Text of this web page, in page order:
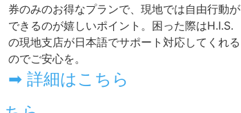
券のみのお得なプランで、現地では自由行動が
できるのが嬉しいポイント。困った際はH.I.S.
の現地支店が日本語でサポート対応してくれる
のでご安心を。
➡ 詳細はこちら